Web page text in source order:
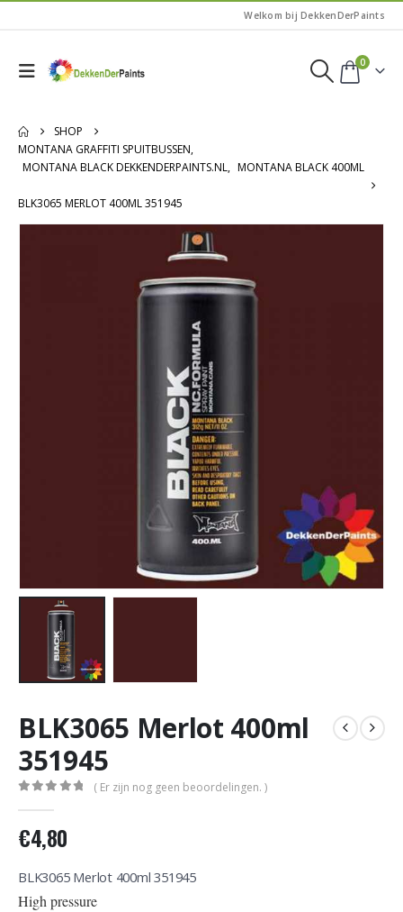
Welkom bij DekkenDerPaints
0
SHOP
MONTANA GRAFFITI SPUITBUSSEN,
MONTANA BLACK DEKKENDERPAINTS.NL, MONTANA BLACK 400ML
BLK3065 MERLOT 400ML 351945
BLK3065 Merlot 400ml
351945
( Er zijn nog geen beoordelingen. )
€4,80
BLK3065 Merlot 400ml 351945
High pressure